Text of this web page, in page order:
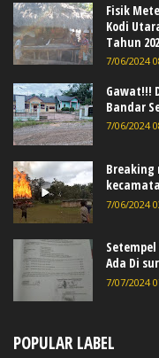
Fisik
Kodi
Tahun
7/06/2024
Gawat!!!
Bandar
7/06/2024
Breaking
7/06/2024
Ada Di
7/07/2024
POPULAR LABEL